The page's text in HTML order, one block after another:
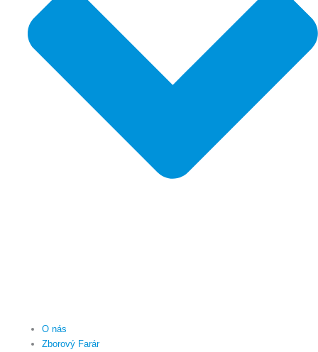
O nás
Zborový Farár